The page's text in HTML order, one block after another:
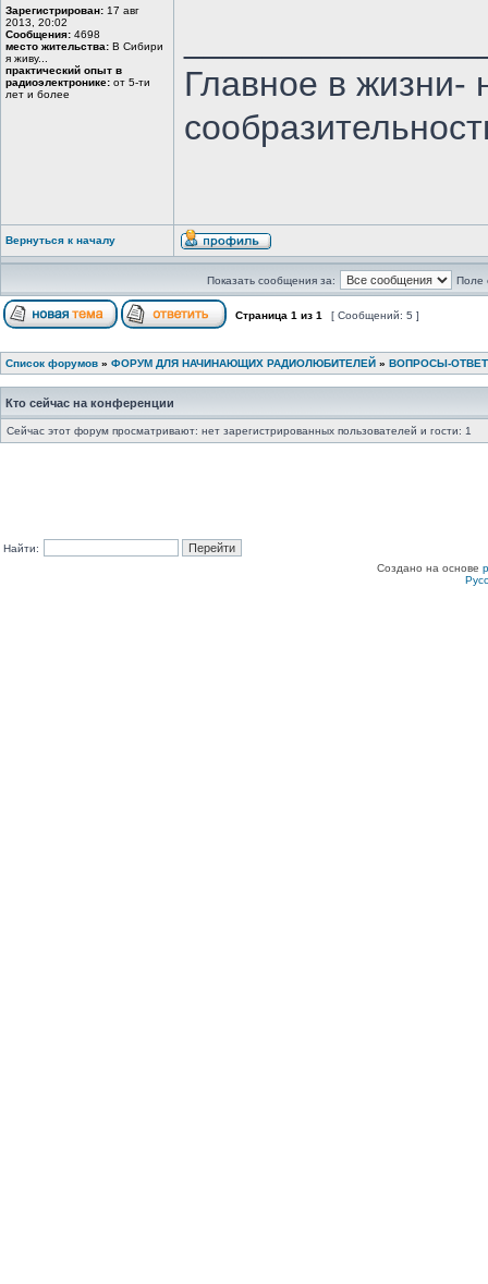
Зарегистрирован: 17 авг
2013, 20:02
Сообщения: 4698
место жительства: В Сибири
я живу...
практический опыт в
радиоэлектронике: от 5-ти
лет и более
Главное в жизни-
Вернуться к началу
Показать сообщения за: Поле
Страница 1 из 1 [ Сообщений: 5 ]
Список форумов » ФОРУМ ДЛЯ НАЧИНАЮЩИХ РАДИОЛЮБИТЕЛЕЙ » ВОПРОСЫ-
Кто сейчас на конференции
Сейчас этот форум просматривают: нет зарегистрированных пользователей и гости: 1
Найти:
Создано на основе